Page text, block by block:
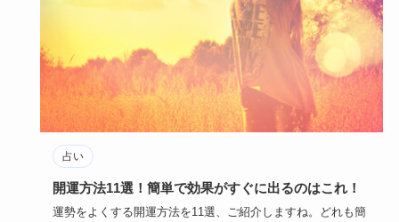
占い
開運方法11選！簡単で効果がすぐに出るのはこれ！
運勢をよくする開運方法を11選、ご紹介しますね。どれも簡